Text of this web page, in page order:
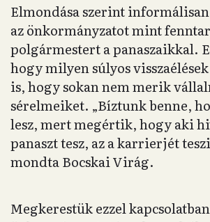
Elmondása szerint
az önkormányzatot mint
polgármestert a panaszaikkal.
hogy milyen súlyos
is, hogy sokan nem merik
sérelmeiket. „Bíztunk benne,
lesz, mert megértik, hogy aki
panaszt tesz, az a karrierjét
mondta Bocskai Virág.
Megkerestük ezzel